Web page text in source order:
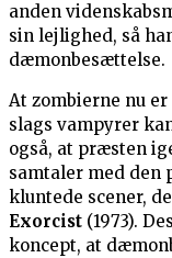
anden
sin lejlighed, så
dæmonbesættelse.
At zombierne nu
slags vampyrer
også, at præsten
samtaler med
kluntede scener,
Exorcist (1973).
koncept, at